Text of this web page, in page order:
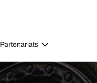
Partenariats